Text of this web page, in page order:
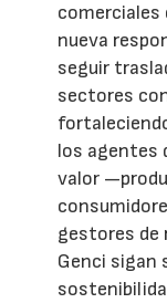
nueva
seguir
sectores
los agentes
valor
gestores de
Genci sigan